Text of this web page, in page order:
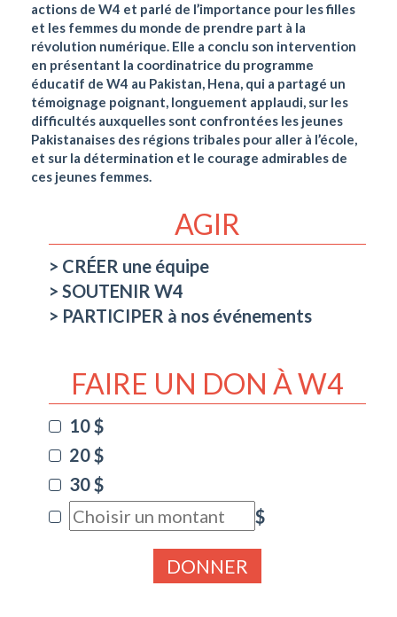
actions de W4 et parlé de l’importance pour les filles
et les femmes du monde de prendre part à la
révolution numérique. Elle a conclu son intervention
en présentant la coordinatrice du programme
éducatif de W4 au Pakistan, Hena, qui a partagé un
témoignage poignant, longuement applaudi, sur les
difficultés auxquelles sont confrontées les jeunes
Pakistanaises des régions tribales pour aller à l’école,
et sur la détermination et le courage admirables de
ces jeunes femmes.
AGIR
CRÉER une équipe
SOUTENIR W4
PARTICIPER à nos événements
FAIRE UN DON À W4
10 $
20 $
30 $
$
DONNER